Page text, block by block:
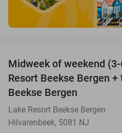
Midweek of weekend
Resort Beekse Bergen
Beekse Bergen
Lake Resort Beekse Bergen
Hilvarenbeek, 5081 NJ